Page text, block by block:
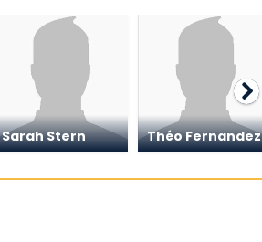
Sarah Stern Théo Fernandez